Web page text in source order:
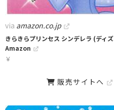
via amazon.co.jp
きらきらプリンセス シンデレラ (ディ
Amazon
￥
販売サイトへ